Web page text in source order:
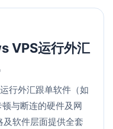
VPS运行外汇
行外汇跟单软件（如
与断连的硬件及网
软件层面提供全套